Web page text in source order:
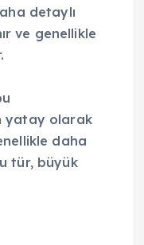
detaylı
ve genellikle
yatay olarak
daha
tür, büyük